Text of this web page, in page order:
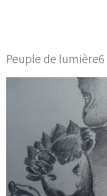
Peuple de lumière6